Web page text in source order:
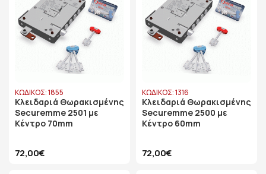
ΚΩΔΙΚΟΣ: 1855
Κλειδαριά Θωρακισμένης
Securemme 2501 με
Κέντρο 70mm
72,00€
ΚΩΔΙΚΟΣ: 1316
Κλειδαριά Θωρακισμένης
Securemme 2500 με
Κέντρο 60mm
72,00€